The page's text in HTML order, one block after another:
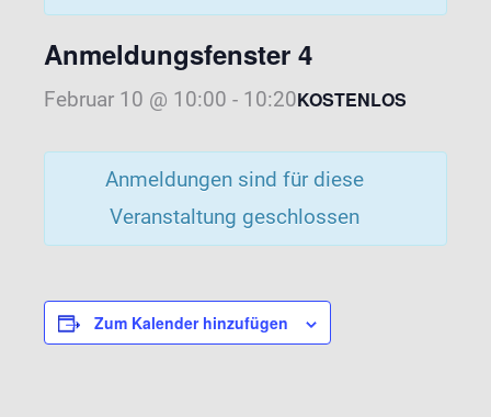
Anmeldungsfenster 4
Februar 10 @ 10:00 - 10:20KOSTENLOS
Anmeldungen sind für diese
Veranstaltung geschlossen
Zum Kalender hinzufügen